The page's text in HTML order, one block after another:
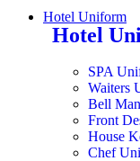
Hotel Uniform
Hotel
SPA
Waiters
Bell
Front
House
Chef